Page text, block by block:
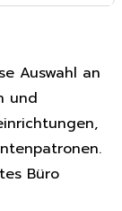
Auswahl an
und
Büro